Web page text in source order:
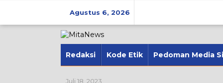
Agustus 6, 2026
Redaksi Kode Etik Pedoman Media
Juli 18, 2023